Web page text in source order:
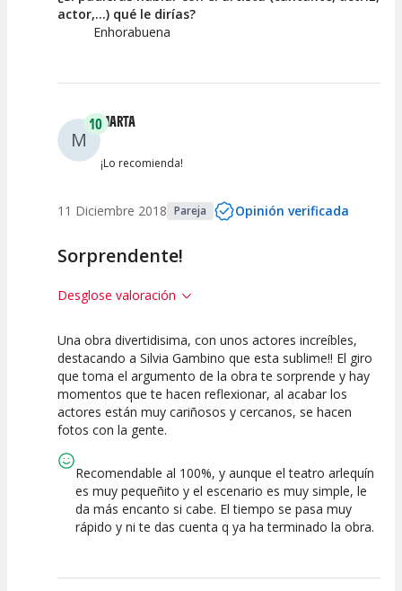
actor,...) qué le dirías?
Enhorabuena
M
10MARTA
¡Lo recomienda!
11 Diciembre 2018 Pareja Opinión verificada
Sorprendente!
Desglose valoración
10
Calidad del
Espectáculo
10
Puesta en
Escena
10
Interpretación
artística
Una obra divertidisima, con unos actores increíbles,
destacando a Silvia Gambino que esta sublime!! El giro
que toma el argumento de la obra te sorprende y hay
momentos que te hacen reflexionar, al acabar los
actores están muy cariñosos y cercanos, se hacen
fotos con la gente.
Recomendable al 100%, y aunque el teatro arlequín
es muy pequeñito y el escenario es muy simple, le
da más encanto si cabe. El tiempo se pasa muy
rápido y ni te das cuenta q ya ha terminado la obra.